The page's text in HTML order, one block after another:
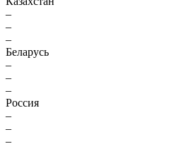
–
–
–
Беларусь
–
–
–
Россия
–
–
–